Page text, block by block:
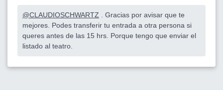
@CLAUDIOSCHWARTZ . Gracias por avisar que te
mejores. Podes transferir tu entrada a otra persona si
queres antes de las 15 hrs. Porque tengo que enviar el
listado al teatro.